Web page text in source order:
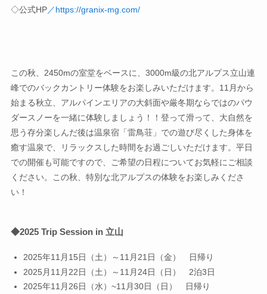
◇公式HP／https://granix-mg.com/
この秋、2450mの室堂をベースに、3000m級の北アルプス立山連
峰でのバックカントリー体験をお楽しみいただけます。11月から
始まる秋立、アルパインエリアの大斜面や厳冬期ならではのパウ
ダースノーを一緒に体験しましょう！！登って滑って、大自然を
思う存分楽しんだ後は温泉宿「雷鳥荘」での遊び尽くした身体を
癒す温泉で、リラックスした時間をお過ごしいただけます。平日
での開催も可能ですので、ご希望の日程についてお気軽にご相談
ください。この秋、特別な北アルプスの体験をお楽しみくださ
い！
◆2025 Trip Session in 立山
2025年11月15日（土）～11月21日（金） 日帰り
2025月11月22日（土）～11月24日（日） 2泊3日
2025年11月26日（水）~11月30日（日） 日帰り